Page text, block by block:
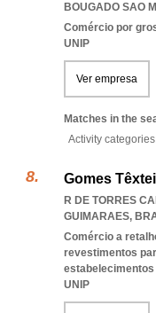
BOUGADO SAO
Comércio por
UNIP
Ver empresa
Matches in the
Activity
Gomes
R DE TORRES
GUIMARAES,
Comércio a
revestimentos
UNIP